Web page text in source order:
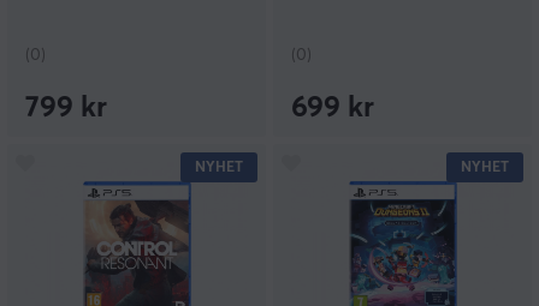
(0)
799 kr
(0)
699 kr
NYHET NYHET